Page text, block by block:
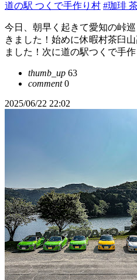
道の駅 つくで手作り村 #珈琲
今日、朝早く起きて愛知の峠
きました！始めに休暇村茶臼
ました！次に道の駅つくで手
thumb_up 63
comment0
2025/06/22 22:02